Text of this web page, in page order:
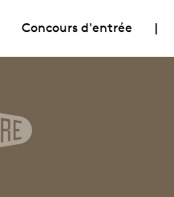
Concours d'entrée |